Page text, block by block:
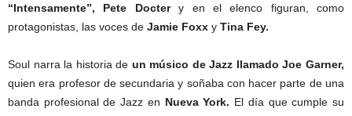
“Intensamente”,
Pete Doctery en el elenco figuran, como
protagonistas, las voces de Jamie Foxx y Tina Fey.
Soul narra la historia de un músico de Jazz llamado Joe Garner,
quien era profesor de secundaria y soñaba con hacer parte de una
banda profesional de Jazz en Nueva York. El día que cumple su